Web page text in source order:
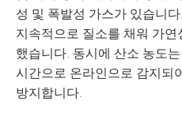
성 및 폭발성 가스가 있습니
지속적으로 질소를 채워 가
했습니다. 동시에 산소 농도
시간으로 온라인으로 감지되
방지합니다.